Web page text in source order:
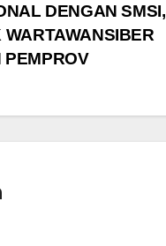
DENGAN SMSI,
PEMPROV